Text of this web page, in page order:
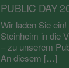
PUBLIC DAY
Wir laden Sie
Steinheim in die
– zu unserem
An diesem […]